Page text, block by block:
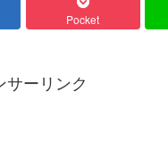
Pocket
サーリンク